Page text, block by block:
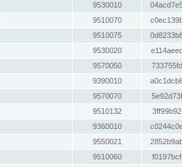
9530010
9510070
9510075
9530020
9570050
9390010
9570070
9510132
9360010
9550021
9510060